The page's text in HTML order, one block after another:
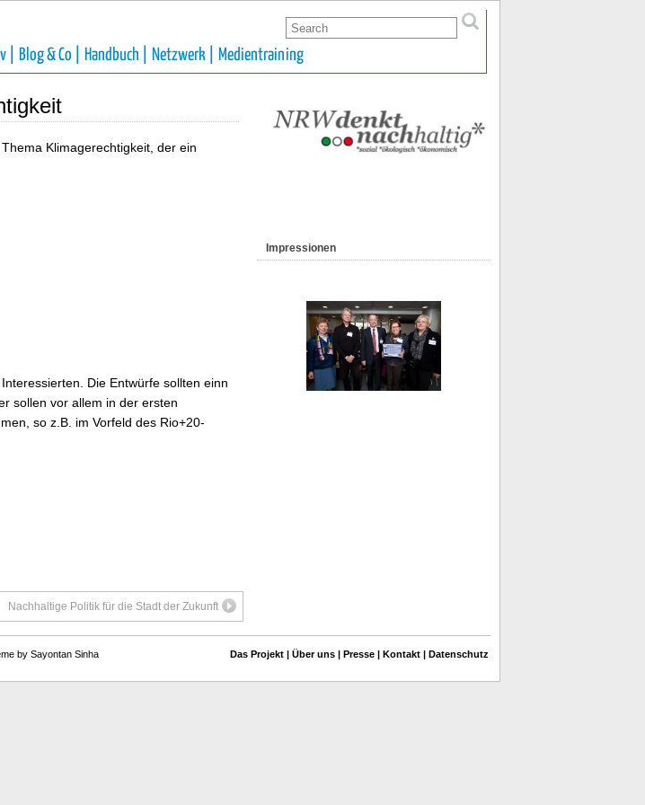
| Blog & Co | Handbuch | Netzwerk | Medientraining
Klimagerechtigkeit, der ein
Die Entwürfe sollten einn
sollen vor allem in der ersten
so z.B. im Vorfeld des Rio+20-
Nachhaltige Politik für die Stadt der Zukunft
Impressionen
by Sayontan Sinha Das Projekt Über uns Presse Kontakt Datenschutz